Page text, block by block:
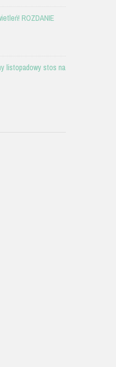
ROZDANIE
listopadowy stos na